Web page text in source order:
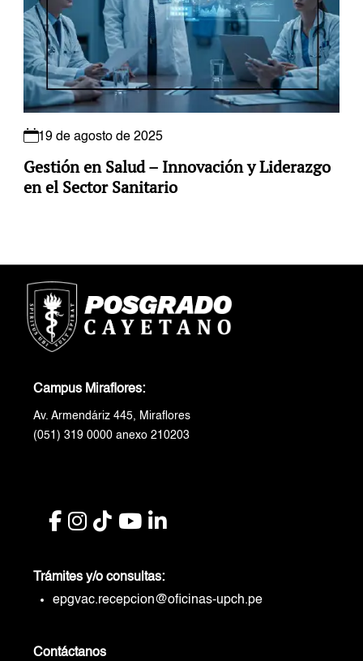
19 de agosto de 2025
Gestión en Salud – Innovación y Liderazgo
en el Sector Sanitario
Campus Miraflores:
Av. Armendáriz 445, Miraflores
(051) 319 0000 anexo 210203
Trámites y/o consultas:
epgvac.recepcion@oficinas-upch.pe
Contáctanos